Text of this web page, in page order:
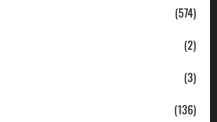
(574)
(2)
(3)
(136)